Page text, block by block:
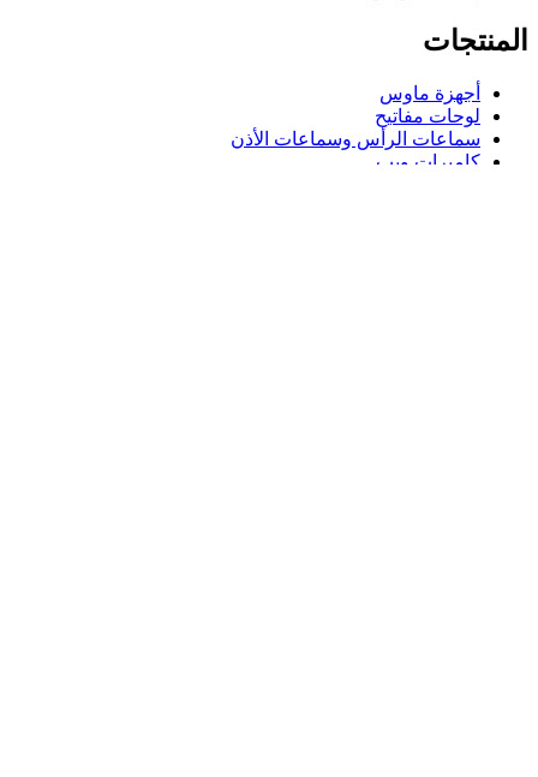
المنتجات
أجهزة ماوس
لوحات مفاتيح
سماعات الرأس وسماعات الأذن
كاميرات ويب